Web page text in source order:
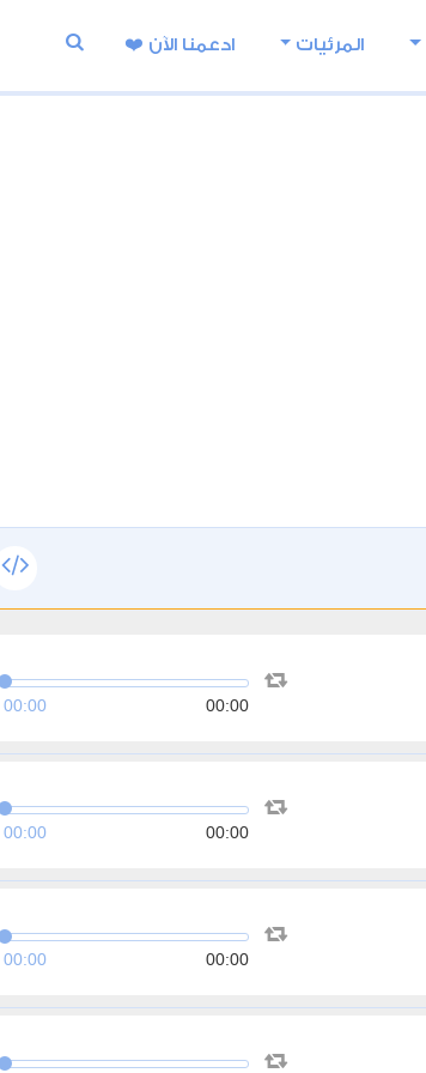
المرئيات ادعمنا اﻵن ❤️
00:00 00:00
00:00 00:00
00:00 00:00